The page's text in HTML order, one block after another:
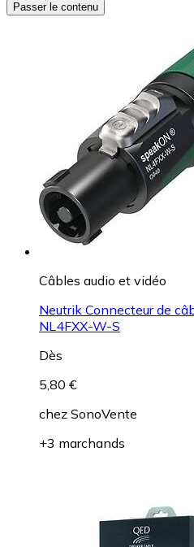
Passer le contenu
Câbles audio et vidéo
Neutrik Connecteur de
NL4FXX-W-S
Dès
5,80 €
chez SonoVente
+3 marchands